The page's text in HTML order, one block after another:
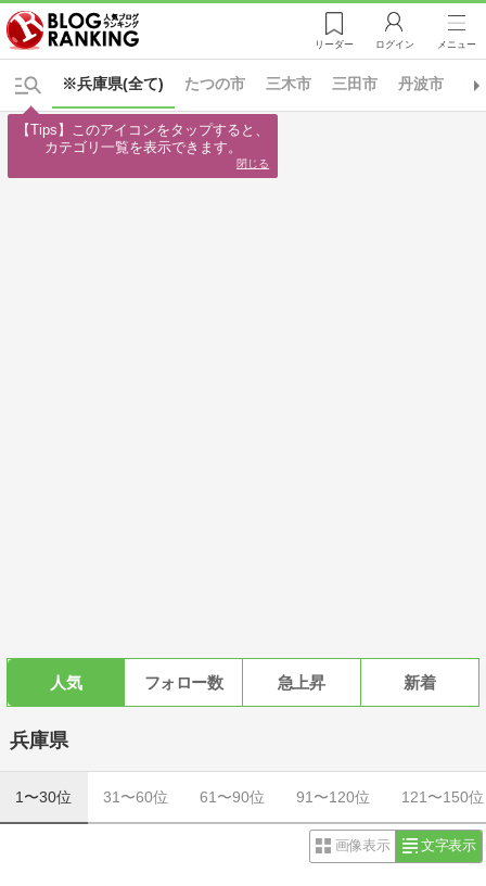
リーダー ログイン メニュー
※兵庫県(全て) たつの市 三木市 三田市 丹波市
人気 フォロー数 急上昇 新着
兵庫県
1〜30位 31〜60位 61〜90位 91〜120位 121〜150位
画像表示 文字表示
【Tips】このアイコンをタップすると、
カテゴリ一覧を表示できます。
閉じる